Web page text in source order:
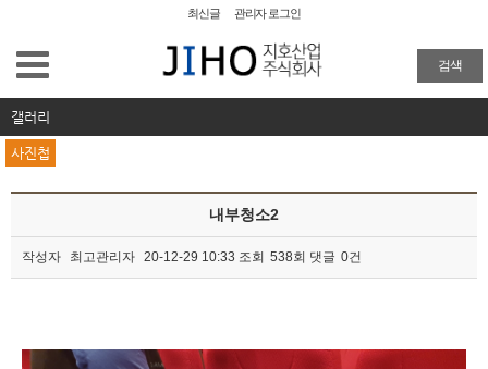
공장청소
외벽청소
준공청소
이사/입주청소
최신글 관리자 로그인
검색
갤러리
사진첩
내부청소2
작성자 최고관리자 20-12-29 10:33 조회 538회 댓글 0건